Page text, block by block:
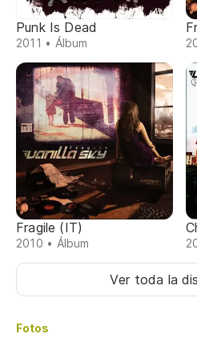
Punk Is Dead
2011 • Álbum
Fragile (IT)
2010 • Álbum
Ver toda la
Fotos